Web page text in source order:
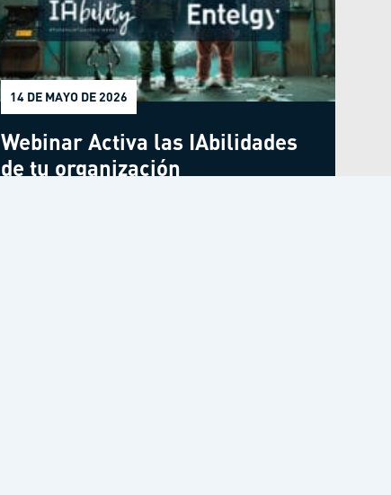
Webinar Activa las IAbilidades
de tu organización
14 DE MAYO DE 2026